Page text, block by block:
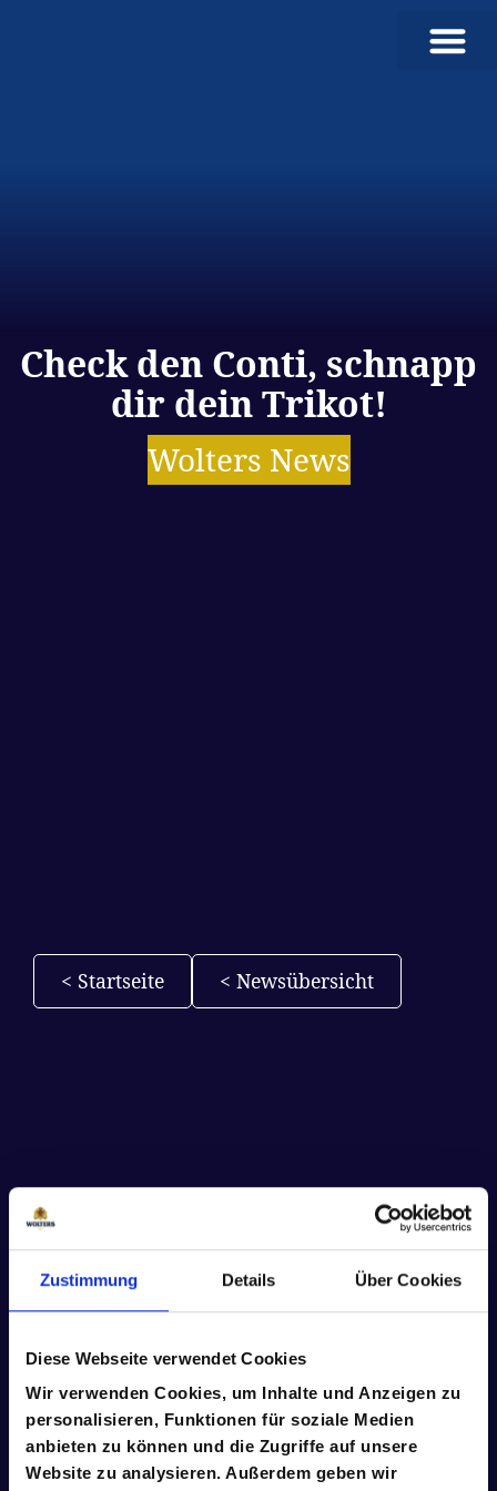
Zustimmung Details Über Cookies
Diese Webseite verwendet Cookies
Wir verwenden Cookies, um Inhalte und Anzeigen zu
personalisieren, Funktionen für soziale Medien
anbieten zu können und die Zugriffe auf unsere
Website zu analysieren. Außerdem geben wir
Check den Conti, schnapp
dir dein Trikot!
Wolters News
< Startseite < Newsübersicht
22. Aug. 2024
Die Jagd auf ein Eintracht-